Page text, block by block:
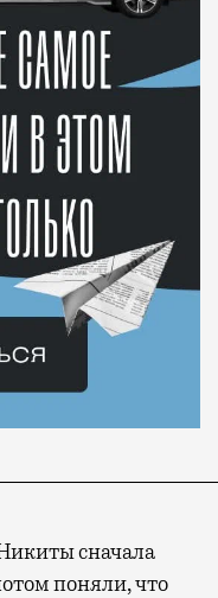
сначала
поняли, что